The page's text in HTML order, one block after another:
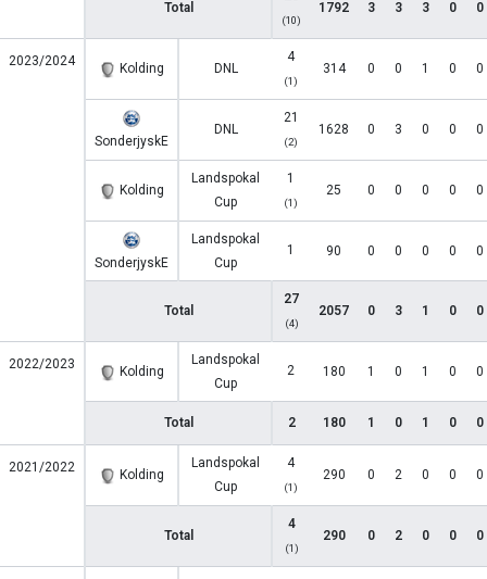
Total
(10)
1792 3 3 3 0 0
2023/2024 Kolding DNL
4
(1)
314 0 0 1 0 0
SonderjyskE
DNL
21
(2)
1628 0 3 0 0 0
Kolding
Landspokal
Cup
1
(1)
25 0 0 0 0 0
SonderjyskE
Landspokal
Cup
1 90 0 0 0 0 0
Total
27
(4)
2057 0 3 1 0 0
2022/2023 Kolding
Landspokal
Cup
2 180 1 0 1 0 0
Total 2 180 1 0 1 0 0
2021/2022 Kolding
Landspokal
Cup
4
(1)
290 0 2 0 0 0
Total
4
(1)
290 0 2 0 0 0